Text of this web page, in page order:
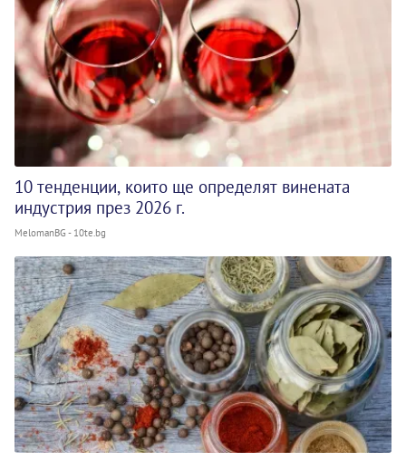
10 тенденции, които ще определят винената
индустрия през 2026 г.
MelomanBG - 10te.bg